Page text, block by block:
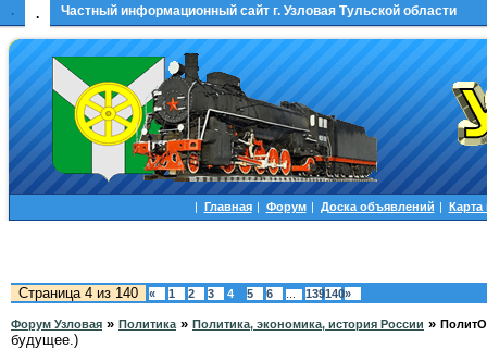
. . Частный информационный сайт г. Узловая Тульской области
| Главная | Форум | Доска объявлений | Карта
Страница 4 из 140 « 1 2 3 4 5 6 … 139140»
Форум Узловая » Политика » Политика, экономика, история России »
будущее.)